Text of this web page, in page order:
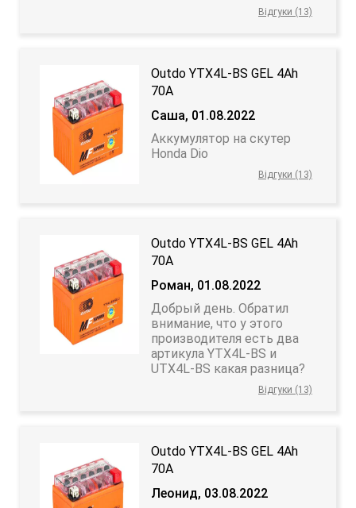
Відгуки (13)
Outdo YTX4L-BS GEL 4Аh
70А
Саша, 01.08.2022
Аккумулятор на скутер
Honda Dio
Відгуки (13)
Outdo YTX4L-BS GEL 4Аh
70А
Роман, 01.08.2022
Добрый день. Обратил
внимание, что у этого
производителя есть два
артикула YTX4L-BS и
UTX4L-BS какая разница?
Відгуки (13)
Outdo YTX4L-BS GEL 4Аh
70А
Леонид, 03.08.2022